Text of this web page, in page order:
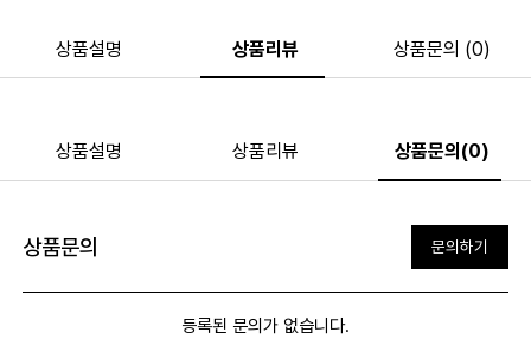
상품설명 상품리뷰 상품문의 (0)
상품설명 상품리뷰 상품문의(0)
상품문의 문의하기
등록된 문의가 없습니다.